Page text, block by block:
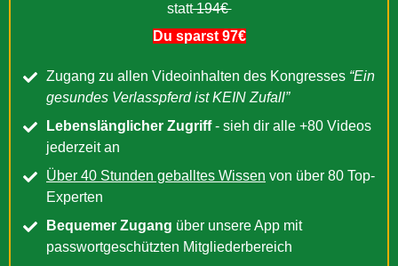
statt194€
Du sparst 97€
Zugang zu allen Videoinhalten des Kongresses “Ein
gesundes Verlasspferd ist KEIN Zufall”
Lebenslänglicher Zugriff- sieh dir alle +80 Videos
jederzeit an
Über 40 Stunden geballtes Wissen von über 80 Top-
Experten
Bequemer Zugang über unsere App mit
passwortgeschützten Mitgliederbereich